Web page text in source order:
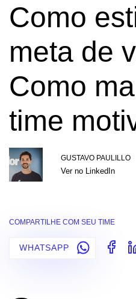
Como
meta de
Como
time
GUSTAVO PAULILLO
Ver no LinkedIn
COMPARTILHE COM SEU TIME
WHATSAPP